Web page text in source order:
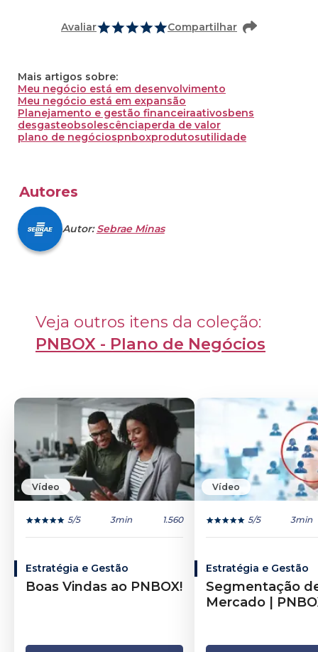
Avaliar Compartilhar
Mais artigos sobre:
Meu negócio está em desenvolvimento
Meu negócio está em expansão
Planejamento e gestão financeiraativosbens
desgasteobsolescênciaperda de valor
plano de negóciospnboxprodutosutilidade
Autores
Autor:Sebrae Minas
PNBOX - Plano de Negócios
Vídeo
5/5 3min 1.560
Estratégia e Gestão
Boas Vindas ao PNBOX!
Vídeo
5/5 3min
Estratégia e Gestão
Segmentação
Mercado |